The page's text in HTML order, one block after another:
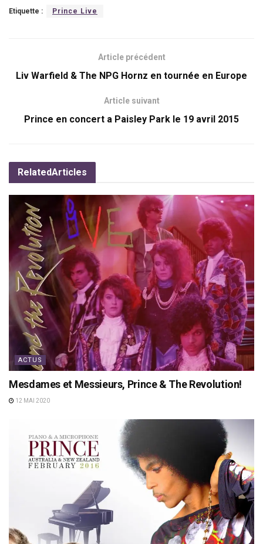
Etiquette : Prince Live
Article précédent
Liv Warfield & The NPG Hornz en tournée en Europe
Article suivant
Prince en concert a Paisley Park le 19 avril 2015
RelatedArticles
ACTUS
Mesdames et Messieurs, Prince & The Revolution!
12 MAI 2020